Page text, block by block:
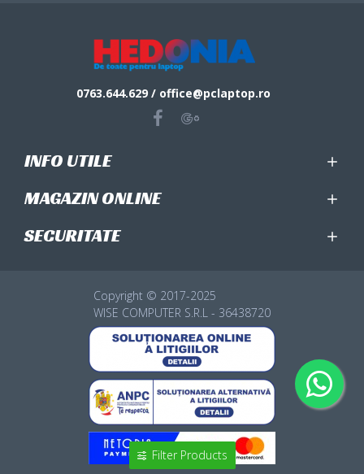
0763.644.629 / office@pclaptop.ro
INFO UTILE
MAGAZIN ONLINE
SECURITATE
Copyright © 2017-2025
WISE COMPUTER S.R.L - 36438720
Filter Products